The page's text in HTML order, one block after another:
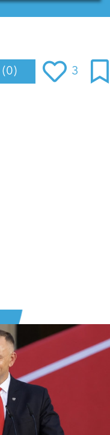
(0) 3